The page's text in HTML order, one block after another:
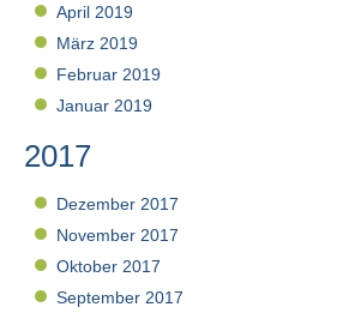
April 2019
März 2019
Februar 2019
Januar 2019
2017
Dezember 2017
November 2017
Oktober 2017
September 2017